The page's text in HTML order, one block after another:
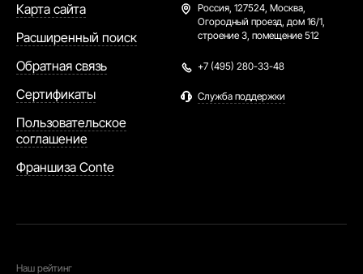
Карта сайта
Расширенный поиск
Обратная связь
Сертификаты
Пользовательское
соглашение
Франшиза Conte
Россия, 127524, Москва,
Огородный проезд, дом 16/1,
строение 3, помещение 512
+7 (495) 280-33-48
Служба поддержки
Наш рейтинг